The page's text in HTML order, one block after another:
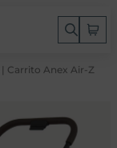
| Carrito Anex Air-Z